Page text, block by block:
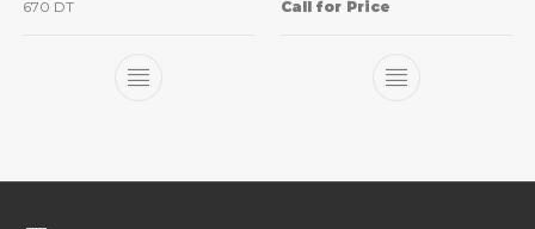
670 DT
Call for Price